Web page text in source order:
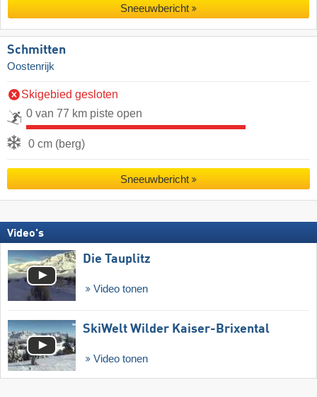
Sneeuwbericht
Schmitten
Oostenrijk
Skigebied gesloten
0 van 77 km piste open
0 cm (berg)
Sneeuwbericht
Video's
Die Tauplitz
Video tonen
SkiWelt Wilder Kaiser-Brixental
Video tonen